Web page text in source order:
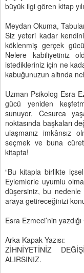
büyük ilgi gören kitap
Meydan Okuma,
Siz yeteri kadar
köklenmiş gerçek
Nelere kabiliyetiniz
istedikleriniz için ne
kabuğunuzun altında
Uzman Psikolog Esra
gücü yeniden
sunuyor. Cesurca
noktasında başkaları
ulaşmanız imkânsız
seçmek ve buna
kitapta!
“Bu kitapla birlikte
Eylemlerle uyumlu
düşersiniz, bu
araya getireceğinizi
Esra Ezmeci’nin
Arka Kapak Yazısı:
ZİHNİYETİNİZ
ALIRSINIZ.